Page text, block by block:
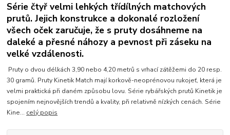
Série čtyř velmi lehkých třídílných matchových
prutů. Jejich konstrukce a dokonalé rozložení
všech oček zaručuje, že s pruty dosáhneme na
daleké a přesné náhozy a pevnost při záseku na
velké vzdálenosti.
Pruty o dvou délkách 3,90 nebo 4,20 metrů s vrhací zátěžemi do 20 resp.
30 gramů. Pruty Kinetik Match mají korkově-neoprénovou rukojeť, která je
velmi praktická při daném způsobu lovu. Série rybářských prutů Kinetik je
spojením nejnovějších trendů a kvality, při relativně nízkých cenách. Série
Kine... celý popis